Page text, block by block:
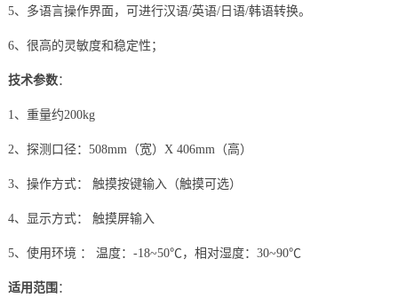
5、多语言操作界面，可进行汉语/英语/日语/韩语转换。
6、很高的灵敏度和稳定性；
技术参数：
1、重量约200kg
2、探测口径：508mm（宽）X 406mm（高）
3、操作方式： 触摸按键输入（触摸可选）
4、显示方式： 触摸屏输入
5、使用环境 ： 温度：-18~50℃，相对湿度：30~90℃
适用范围 ：